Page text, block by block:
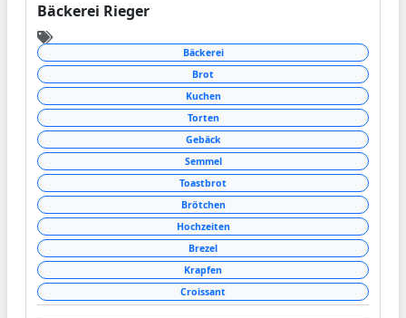
Bäckerei Rieger
Bäckerei
Brot
Kuchen
Torten
Gebäck
Semmel
Toastbrot
Brötchen
Hochzeiten
Brezel
Krapfen
Croissant